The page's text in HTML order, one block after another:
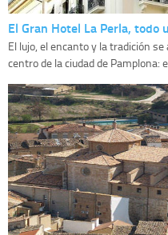
El Gran Hotel La Perla, todo
El lujo, el encanto y la tradición
centro de la ciudad de Pamplona: